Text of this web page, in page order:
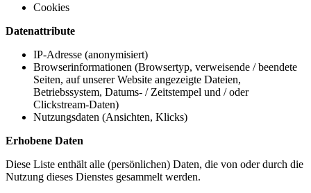
Cookies
Datenattribute
IP-Adresse (anonymisiert)
Browserinformationen (Browsertyp, verweisende / beendete
Seiten, auf unserer Website angezeigte Dateien,
Betriebssystem, Datums- / Zeitstempel und / oder
Clickstream-Daten)
Nutzungsdaten (Ansichten, Klicks)
Erhobene Daten
Diese Liste enthält alle (persönlichen) Daten, die von oder durch die
Nutzung dieses Dienstes gesammelt werden.